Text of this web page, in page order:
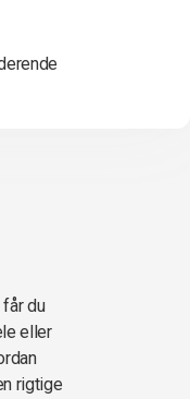
du
eller
rigtige